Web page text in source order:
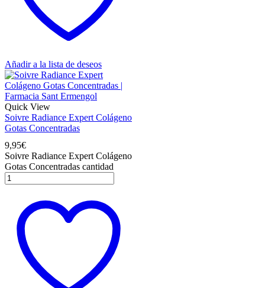
Añadir a la lista de deseos
Quick View
Soivre Radiance Expert Colágeno
Gotas Concentradas
9,95€
Soivre Radiance Expert Colágeno
Gotas Concentradas cantidad